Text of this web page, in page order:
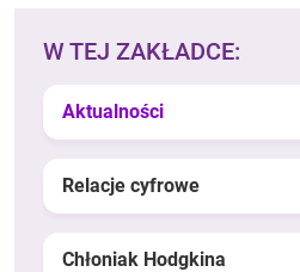
W TEJ ZAKŁADCE:
Aktualności
Relacje cyfrowe
Chłoniak Hodgkina